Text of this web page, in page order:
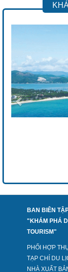
Previous
BAN BIÊN
"KHÁM PHÁ
TOURISM"
PHỐI HỢP
TẠP CHÍ DU
NHÀ XUẤT